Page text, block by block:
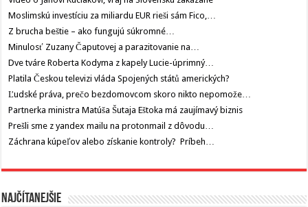
Moslimskú investíciu za miliardu EUR rieši sám Fico,…
Z brucha beštie – ako fungujú súkromné…
Minulosť Zuzany Čaputovej a parazitovanie na…
Dve tváre Roberta Kodyma z kapely Lucie-úprimný…
Platila Českou televizi vláda Spojených států amerických?
Ľudské práva, prečo bezdomovcom skoro nikto nepomože…
Partnerka ministra Matúša Šutaja Eštoka má zaujímavý biznis
Prešli sme z yandex mailu na protonmail z dôvodu…
Záchrana kúpeľov alebo získanie kontroly? Príbeh…
Najčítanejšie